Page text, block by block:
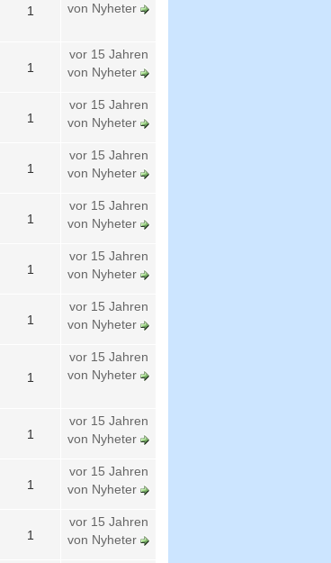
1
von Nyheter
1
vor 15 Jahren
von Nyheter
1
vor 15 Jahren
von Nyheter
1
vor 15 Jahren
von Nyheter
1
vor 15 Jahren
von Nyheter
1
vor 15 Jahren
von Nyheter
1
vor 15 Jahren
von Nyheter
1
vor 15 Jahren
von Nyheter
1
vor 15 Jahren
von Nyheter
1
vor 15 Jahren
von Nyheter
1
vor 15 Jahren
von Nyheter